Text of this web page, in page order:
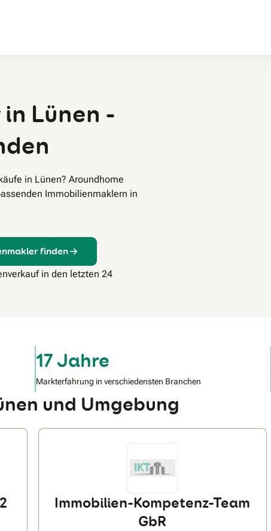
Lünen -
in Lünen? Aroundhome
Immobilienmaklern in
finden
in den letzten 24
17 Jahre
Markterfahrung in verschiedensten Branchen
und Umgebung
Immobilien-Kompetenz-Team
GbR